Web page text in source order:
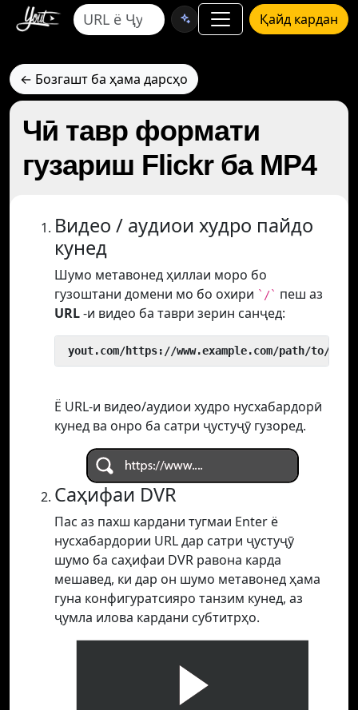
Қайд кардан
← Бозгашт ба ҳама дарсҳо
Чӣ тавр формати
гузариш Flickr ба MP4
Видео / аудиои худро пайдо
кунед
Шумо метавонед ҳиллаи моро бо
гузоштани домени мо бо охири `/` пеш аз
URL-и видео ба таври зерин санҷед:
yout.com/https://www.example.com/path/to/
Ё URL-и видео/аудиои худро нусхабардорӣ
кунед ва онро ба сатри ҷустуҷӯ гузоред.
Саҳифаи DVR
Пас аз пахш кардани тугмаи Enter ё
нусхабардории URL дар сатри ҷустуҷӯ
шумо ба саҳифаи DVR равона карда
мешавед, ки дар он шумо метавонед ҳама
гуна конфигуратсияро танзим кунед, аз
ҷумла илова кардани субтитрҳо.